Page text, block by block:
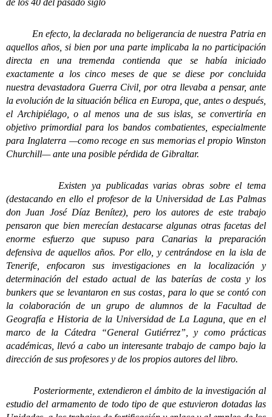
de los 40 del pasado siglo
En efecto, la declarada no beligerancia de nuestra Patria en
aquellos años, si bien por una parte implicaba la no participación
directa en una tremenda contienda que se había iniciado
exactamente a los cinco meses de que se diese por concluida
nuestra devastadora Guerra Civil, por otra llevaba a pensar, ante
la evolución de la situación bélica en Europa, que, antes o después,
el Archipiélago, o al menos una de sus islas, se convertiría en
objetivo primordial para los bandos combatientes, especialmente
para Inglaterra —como recoge en sus memorias el propio Winston
Churchill— ante una posible pérdida de Gibraltar.
Existen ya publicadas varias obras sobre el tema
(destacando en ello el profesor de la Universidad de Las Palmas
don Juan José Díaz Benítez), pero los autores de este trabajo
pensaron que bien merecían destacarse algunas otras facetas del
enorme esfuerzo que supuso para Canarias la preparación
defensiva de aquellos años. Por ello, y centrándose en la isla de
Tenerife, enfocaron sus investigaciones en la localización y
determinación del estado actual de las baterías de costa y los
bunkers que se levantaron en sus costas, para lo que se contó con
la colaboración de un grupo de alumnos de la Facultad de
Geografía e Historia de la Universidad de La Laguna, que en el
marco de la Cátedra “General Gutiérrez”, y como prácticas
académicas, llevó a cabo un interesante trabajo de campo bajo la
dirección de sus profesores y de los propios autores del libro.
Posteriormente, extendieron el ámbito de la investigación al
estudio del armamento de todo tipo de que estuvieron dotadas las